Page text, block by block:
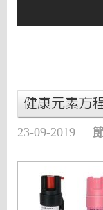
健康元素方
23-09-2019